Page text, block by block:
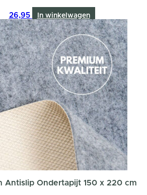
26,95 In winkelwagen
Antislip Ondertapijt 150 x 220 cm